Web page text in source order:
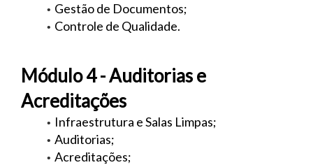
Gestão de Documentos;
Controle de Qualidade.
Módulo 4 - Auditorias e
Acreditações
Infraestrutura e Salas Limpas;
Auditorias;
Acreditações;